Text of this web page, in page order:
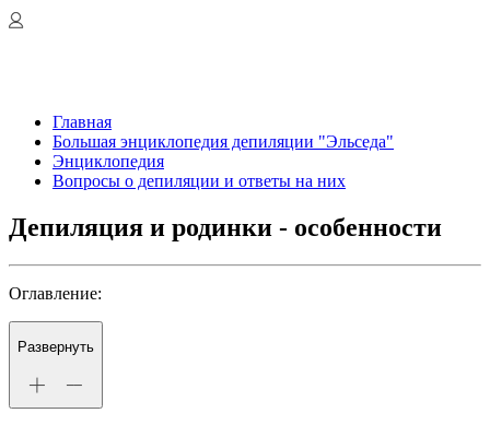
Главная
Большая энциклопедия депиляции "Эльседа"
Энциклопедия
Вопросы о депиляции и ответы на них
Депиляция и родинки - особенности
Оглавление:
Развернуть